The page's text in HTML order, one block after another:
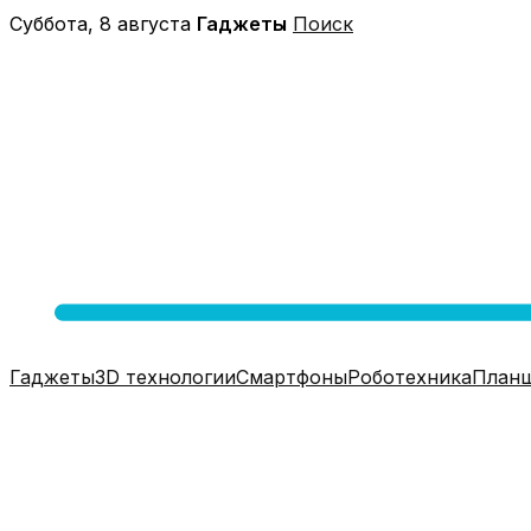
Перейти
Суббота, 8 августа Гаджеты Поиск
Гаджеты3D технологииСмартфоныРоботехника